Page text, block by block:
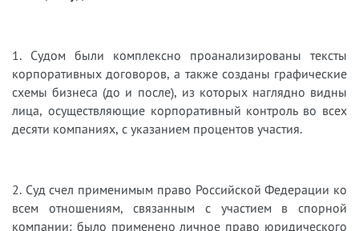
1. Судом были комплексно проанализированы тексты
корпоративных договоров, а также созданы графические
схемы бизнеса (до и после), из которых наглядно видны
лица, осуществляющие корпоративный контроль во всех
десяти компаниях, с указанием процентов участия.
2. Суд счел применимым право Российской Федерации ко
всем отношениям, связанным с участием в спорной
компании: было применено личное право юридического